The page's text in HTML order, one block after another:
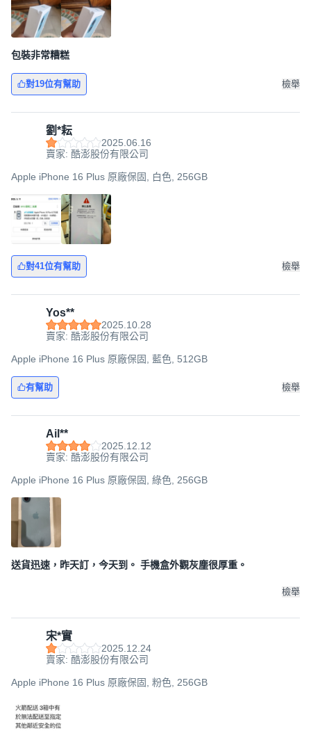
包裝非常糟糕
對19位有幫助 檢舉
劉*耘
2025.06.16
賣家: 酷澎股份有限公司
Apple iPhone 16 Plus 原廠保固, 白色, 256GB
對41位有幫助 檢舉
Yos**
2025.10.28
賣家: 酷澎股份有限公司
Apple iPhone 16 Plus 原廠保固, 藍色, 512GB
有幫助 檢舉
Ail**
2025.12.12
賣家: 酷澎股份有限公司
Apple iPhone 16 Plus 原廠保固, 綠色, 256GB
送貨迅速，昨天訂，今天到。 手機盒外觀灰塵很厚重。
檢舉
宋*實
2025.12.24
賣家: 酷澎股份有限公司
Apple iPhone 16 Plus 原廠保固, 粉色, 256GB